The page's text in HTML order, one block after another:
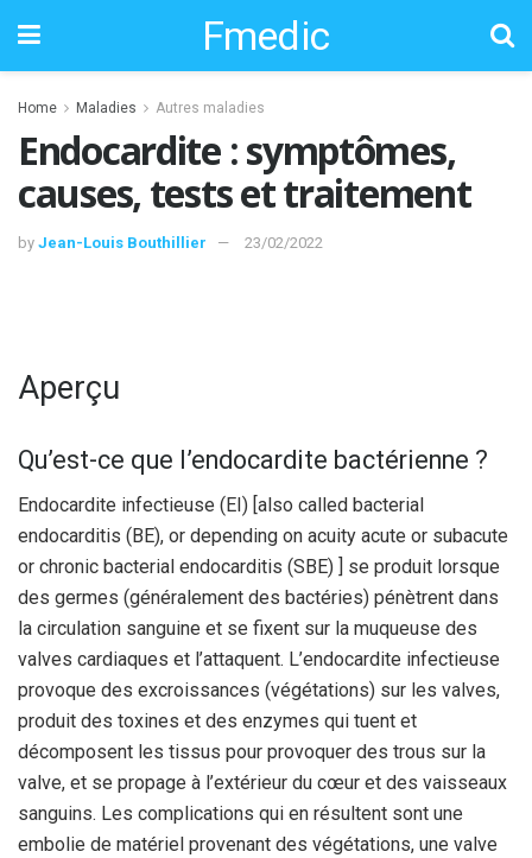
Fmedic
Home Maladies Autres maladies
Endocardite : symptômes,
causes, tests et traitement
by Jean-Louis Bouthillier 23/02/2022
Aperçu
Qu’est-ce que l’endocardite bactérienne ?
Endocardite infectieuse (EI) [also called bacterial
endocarditis (BE), or depending on acuity acute or subacute
or chronic bacterial endocarditis (SBE) ] se produit lorsque
des germes (généralement des bactéries) pénètrent dans
la circulation sanguine et se fixent sur la muqueuse des
valves cardiaques et l’attaquent. L’endocardite infectieuse
provoque des excroissances (végétations) sur les valves,
produit des toxines et des enzymes qui tuent et
décomposent les tissus pour provoquer des trous sur la
valve, et se propage à l’extérieur du cœur et des vaisseaux
sanguins. Les complications qui en résultent sont une
embolie de matériel provenant des végétations, une valve